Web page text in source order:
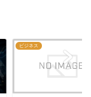
ビジネス